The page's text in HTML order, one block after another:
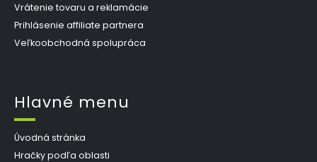
Vrátenie tovaru a reklamácie
Prihlásenie affiliate partnera
Veľkoobchodná spolupráca
Hlavné menu
Úvodná stránka
Hračky podľa oblasti